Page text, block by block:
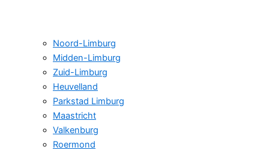
Noord-Limburg
Midden-Limburg
Zuid-Limburg
Heuvelland
Parkstad Limburg
Maastricht
Valkenburg
Roermond